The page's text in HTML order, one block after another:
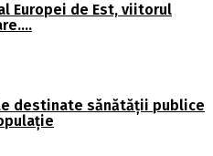
Europei de Est, viitorul
destinate sănătății publice